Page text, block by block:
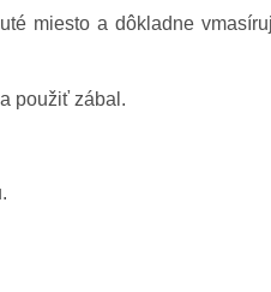
miesto a dôkladne
použiť zábal.